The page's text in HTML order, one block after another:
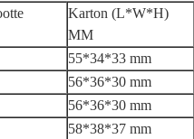
Karton (L*W*H)
MM
55*34*33 mm
56*36*30 mm
56*36*30 mm
58*38*37 mm